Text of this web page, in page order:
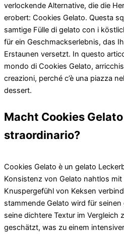
verlockende Alternative, die die
erobert: Cookies Gelato. Questa
samtige Fülle di gelato con i
für ein Geschmackserlebnis, das
Erstaunen versetzt. In questo
mondo di Cookies Gelato,
creazioni, perché c’è una piazza
dessert.
Macht Cookies
straordinario?
Cookies Gelato è un gelato
Konsistenz von Gelato nahtlos
Knuspergefühl von Keksen
stammende Gelato wird für
seine dichtere Textur im Vergleich
geschätzt, was zu einem